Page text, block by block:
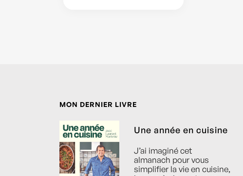
MON DERNIER LIVRE
Une année en cuisine
J’ai imaginé cet
almanach pour vous
simplifier la vie en cuisine,